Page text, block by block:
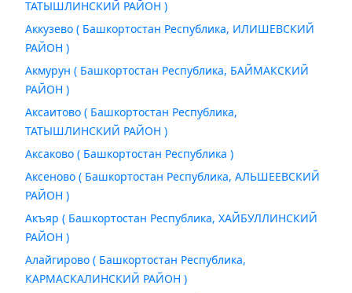
ТАТЫШЛИНСКИЙ РАЙОН )
Аккузево ( Башкортостан Республика, ИЛИШЕВСКИЙ
РАЙОН )
Акмурун ( Башкортостан Республика, БАЙМАКСКИЙ
РАЙОН )
Аксаитово ( Башкортостан Республика,
ТАТЫШЛИНСКИЙ РАЙОН )
Аксаково ( Башкортостан Республика )
Аксеново ( Башкортостан Республика, АЛЬШЕЕВСКИЙ
РАЙОН )
Акъяр ( Башкортостан Республика, ХАЙБУЛЛИНСКИЙ
РАЙОН )
Алайгирово ( Башкортостан Республика,
КАРМАСКАЛИНСКИЙ РАЙОН )